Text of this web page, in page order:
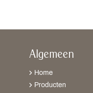
Algemeen
Home
Producten